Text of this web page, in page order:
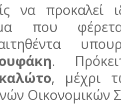
να προκαλεί
που
.
, μέχρι
Οικονομικών